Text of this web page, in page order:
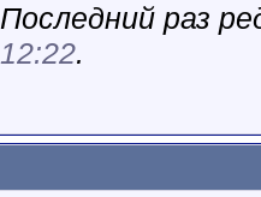
Последний раз
12:22.